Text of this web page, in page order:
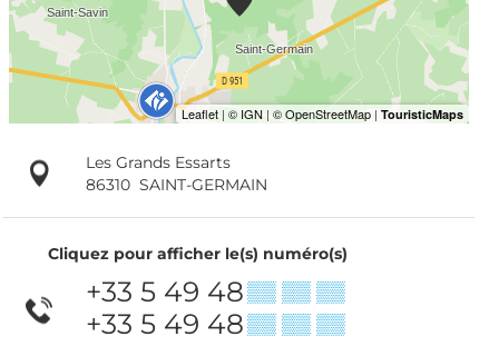
Les Grands Essarts
86310 SAINT-GERMAIN
Cliquez pour afficher le(s) numéro(s)
+33 5 49 48▒▒ ▒▒ ▒▒
+33 5 49 48▒▒ ▒▒ ▒▒